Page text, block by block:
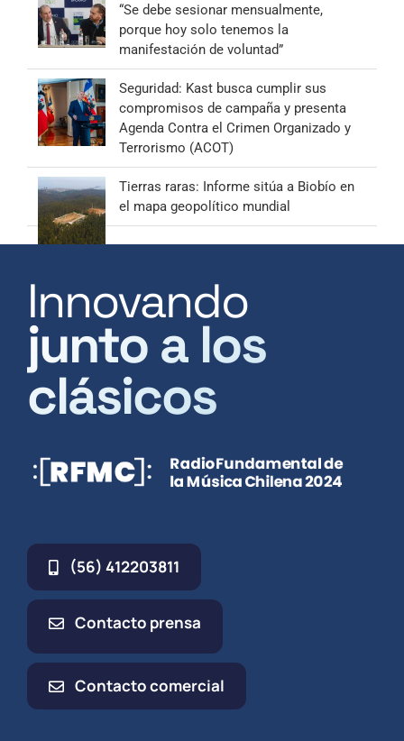
“Se debe sesionar mensualmente,
porque hoy solo tenemos la
manifestación de voluntad”
Seguridad: Kast busca cumplir sus
compromisos de campaña y presenta
Agenda Contra el Crimen Organizado y
Terrorismo (ACOT)
Tierras raras: Informe sitúa a Biobío en
el mapa geopolítico mundial
Innovando
junto a los
clásicos
(56) 412203811
Contacto prensa
Contacto comercial